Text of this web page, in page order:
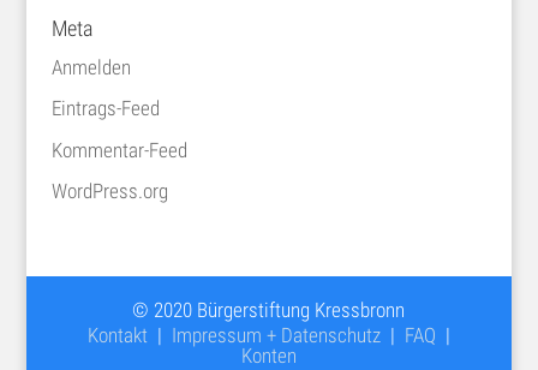
Meta
Anmelden
Eintrags-Feed
Kommentar-Feed
WordPress.org
© 2020 Bürgerstiftung Kressbronn
Kontakt | Impressum + Datenschutz | FAQ |
Konten